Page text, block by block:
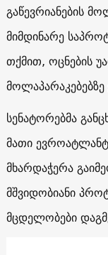
გაწევრიანების
მიმდინარე
თქმით, ოცნების
სენატორებმა
მათი
მხარდაჭერა
მშვიდობიანი
მცდელობები